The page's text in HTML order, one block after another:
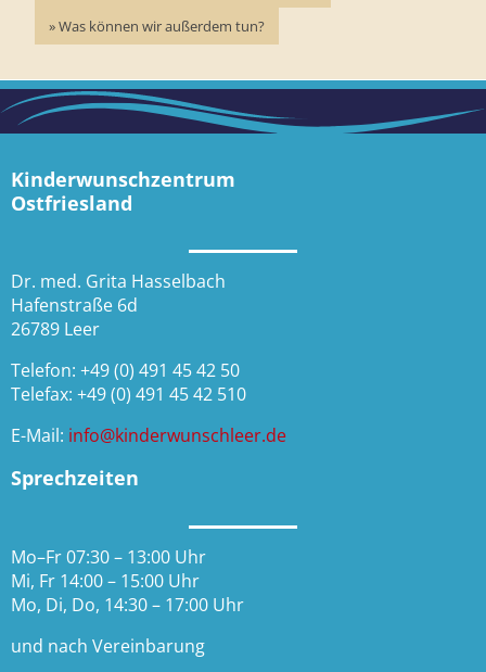
Was können wir außerdem tun?
Kinderwunschzentrum
Ostfriesland
Dr. med. Grita Hasselbach
Hafenstraße 6d
26789 Leer
Telefon: +49 (0) 491 45 42 50
Telefax: +49 (0) 491 45 42 510
E-Mail: info@kinderwunschleer.de
Sprechzeiten
Mo–Fr 07:30 – 13:00 Uhr
Mi, Fr 14:00 – 15:00 Uhr
Mo, Di, Do, 14:30 – 17:00 Uhr
und nach Vereinbarung